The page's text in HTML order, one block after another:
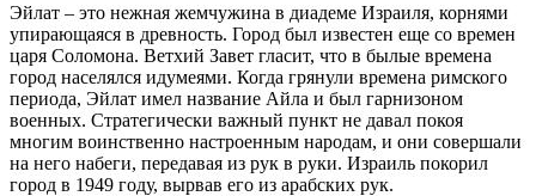
Эйлат – это нежная жемчужина в диадеме Израиля, корнями
упирающаяся в древность. Город был известен еще со времен
царя Соломона. Ветхий Завет гласит, что в былые времена
город населялся идумеями. Когда грянули времена римского
периода, Эйлат имел название Айла и был гарнизоном
военных. Стратегически важный пункт не давал покоя
многим воинственно настроенным народам, и они совершали
на него набеги, передавая из рук в руки. Израиль покорил
город в 1949 году, вырвав его из арабских рук.